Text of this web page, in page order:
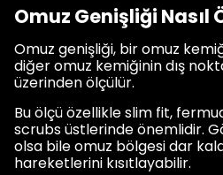
Omuz Genişliği Nasıl
Omuz genişliği, bir omuz
diğer omuz kemiğinin dış
üzerinden ölçülür.
Bu ölçü özellikle slim fit,
scrubs üstlerinde önemlidir.
olsa bile omuz bölgesi dar
hareketlerini kısıtlayabilir.